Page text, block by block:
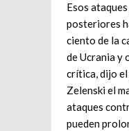
Esos
posteriores
ciento de la
de Ucrania
crítica, dijo
Zelenski el
ataques
pueden